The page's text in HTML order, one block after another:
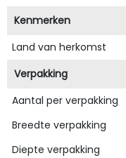
Kenmerken
Land van herkomst
Verpakking
Aantal per verpakking
Breedte verpakking
Diepte verpakking